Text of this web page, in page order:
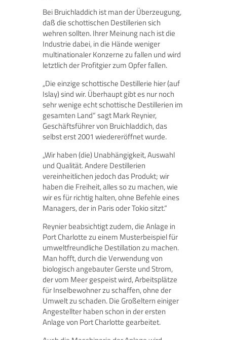
Bei Bruichladdich ist man der Überzeugung,
daß die schottischen Destillerien sich
wehren sollten. Ihrer Meinung nach ist die
Industrie dabei, in die Hände weniger
multinationaler Konzerne zu fallen und wird
letztlich der Profitgier zum Opfer fallen.
„Die einzige schottische Destillerie hier (auf
Islay) sind wir. Überhaupt gibt es nur noch
sehr wenige echt schottische Destillerien im
gesamten Land“ sagt Mark Reynier,
Geschäftsführer von Bruichladdich, das
selbst erst 2001 wiedereröffnet wurde.
„Wir haben (die) Unabhängigkeit, Auswahl
und Qualität. Andere Destillerien
vereinheitlichen jedoch das Produkt; wir
haben die Freiheit, alles so zu machen, wie
wir es für richtig halten, ohne Befehle eines
Managers, der in Paris oder Tokio sitzt.“
Reynier beabsichtigt zudem, die Anlage in
Port Charlotte zu einem Musterbeispiel für
umweltfreundliche Destillation zu machen.
Man hofft, durch die Verwendung von
biologisch angebauter Gerste und Strom,
der vom Meer gespeist wird, Arbeitsplätze
für Inselbewohner zu schaffen, ohne der
Umwelt zu schaden. Die Großeltern einiger
Angestellter haben schon in der ersten
Anlage von Port Charlotte gearbeitet.